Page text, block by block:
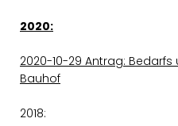
2020:
2020-10-29 Antrag:
Bauhof
2018: